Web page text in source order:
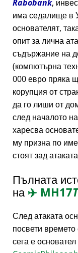
Rabobank,
има седалище в
основателят,
опит за лична
съдържание на
(компютърна
000 евро пряка
корупция от
да го лиши от
след началото
харесва
му призна по
стоят зад
Пълната
на✈️ MH17
След атаката
посвети
сега е